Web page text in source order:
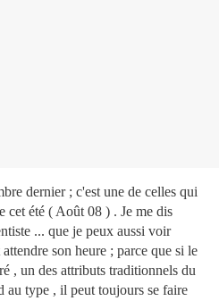
dernier ; c'est une de celles qui
cet été ( Août 08 ) . Je me dis
... que je peux aussi voir
son heure ; parce que si le
, un des attributs traditionnels du
au type , il peut toujours se faire